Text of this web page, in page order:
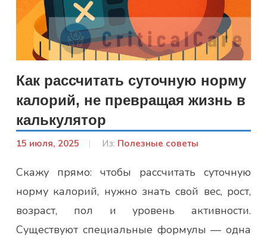
Как рассчитать суточную норму
калорий, не превращая жизнь в
калькулятор
15 июля, 2025
От:
Марина
Из: Полезные советы
Скажу прямо: чтобы рассчитать суточную
норму калорий, нужно знать свой вес, рост,
возраст, пол и уровень активности.
Существуют специальные формулы — одна